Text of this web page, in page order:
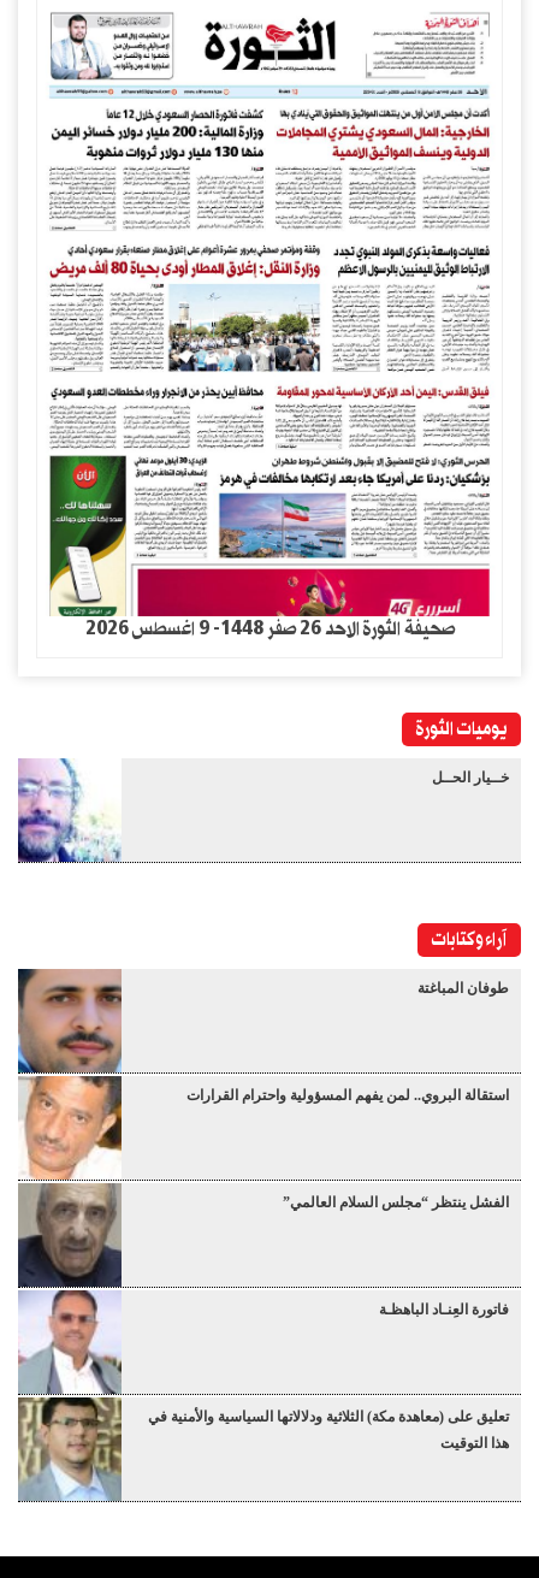
صحيفة الثورة الاحد 26 صفر 1448- 9 اغسطس 2026
يوميات الثورة
خــيار الحــل
آراء وكتابات
طوفان المباغتة
استقالة البروي.. لمن يفهم المسؤولية واحترام القرارات
الفشل ينتظر “مجلس السلام العالمي”
فاتورة العِنـاد الباهظـة
تعليق على (معاهدة مكة) الثلاثية ودلالاتها السياسية والأمنية في
هذا التوقيت